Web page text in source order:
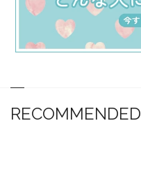
RECOMMENDED